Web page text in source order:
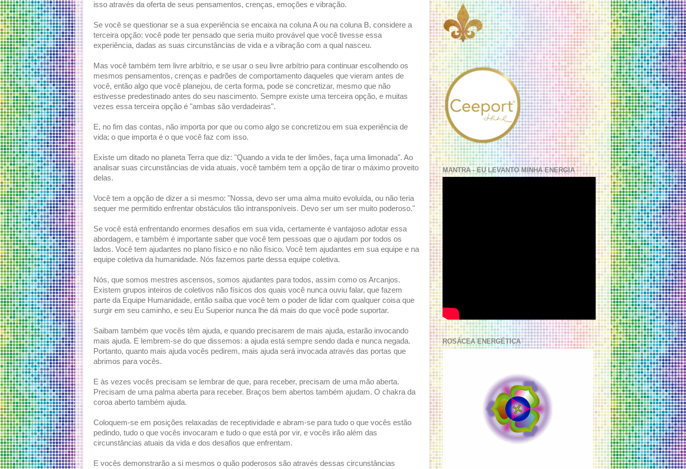
isso através da oferta de seus pensamentos, crenças, emoções e vibração.
Se você se questionar se a sua experiência se encaixa na coluna A ou na coluna B, considere a
terceira opção: você pode ter pensado que seria muito provável que você tivesse essa
experiência, dadas as suas circunstâncias de vida e a vibração com a qual nasceu.
Mas você também tem livre arbítrio, e se usar o seu livre arbítrio para continuar escolhendo os
mesmos pensamentos, crenças e padrões de comportamento daqueles que vieram antes de
você, então algo que você planejou, de certa forma, pode se concretizar, mesmo que não
estivesse predestinado antes do seu nascimento. Sempre existe uma terceira opção, e muitas
vezes essa terceira opção é "ambas são verdadeiras".
E, no fim das contas, não importa por que ou como algo se concretizou em sua experiência de
vida; o que importa é o que você faz com isso.
Existe um ditado no planeta Terra que diz: "Quando a vida te der limões, faça uma limonada". Ao
analisar suas circunstâncias de vida atuais, você também tem a opção de tirar o máximo proveito
delas.
Você tem a opção de dizer a si mesmo: "Nossa, devo ser uma alma muito evoluída, ou não teria
sequer me permitido enfrentar obstáculos tão intransponíveis. Devo ser um ser muito poderoso."
Se você está enfrentando enormes desafios em sua vida, certamente é vantajoso adotar essa
abordagem, e também é importante saber que você tem pessoas que o ajudam por todos os
lados. Você tem ajudantes no plano físico e no não físico. Você tem ajudantes em sua equipe e na
equipe coletiva da humanidade. Nós fazemos parte dessa equipe coletiva.
Nós, que somos mestres ascensos, somos ajudantes para todos, assim como os Arcanjos.
Existem grupos inteiros de coletivos não físicos dos quais você nunca ouviu falar, que fazem
parte da Equipe Humanidade, então saiba que você tem o poder de lidar com qualquer coisa que
surgir em seu caminho, e seu Eu Superior nunca lhe dá mais do que você pode suportar.
Saibam também que vocês têm ajuda, e quando precisarem de mais ajuda, estarão invocando
mais ajuda. E lembrem-se do que dissemos: a ajuda está sempre sendo dada e nunca negada.
Portanto, quanto mais ajuda vocês pedirem, mais ajuda será invocada através das portas que
abrimos para vocês.
E às vezes vocês precisam se lembrar de que, para receber, precisam de uma mão aberta.
Precisam de uma palma aberta para receber. Braços bem abertos também ajudam. O chakra da
coroa aberto também ajuda.
Coloquem-se em posições relaxadas de receptividade e abram-se para tudo o que vocês estão
pedindo, tudo o que vocês invocaram e tudo o que está por vir, e vocês irão além das
circunstâncias atuais da vida e dos desafios que enfrentam.
E vocês demonstrarão a si mesmos o quão poderosos são através dessas circunstâncias
MANTRA - EU LEVANTO MINHA ENERGIA
ROSÁCEA ENERGÉTICA